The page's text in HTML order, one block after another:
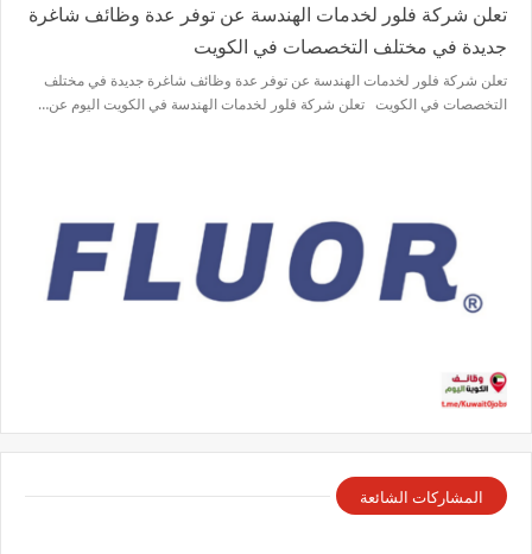
تعلن شركة فلور لخدمات الهندسة عن توفر عدة وظائف شاغرة
جديدة في مختلف التخصصات في الكويت
تعلن شركة فلور لخدمات الهندسة عن توفر عدة وظائف شاغرة جديدة في مختلف
التخصصات في الكويت تعلن شركة فلور لخدمات الهندسة في الكويت اليوم عن…
المشاركات الشائعة